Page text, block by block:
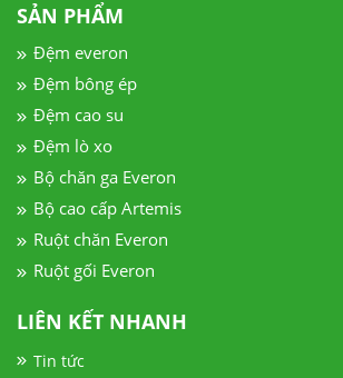
SẢN PHẨM
Đệm everon
Đệm bông ép
Đệm cao su
Đệm lò xo
Bộ chăn ga Everon
Bộ cao cấp Artemis
Ruột chăn Everon
Ruột gối Everon
LIÊN KẾT NHANH
Tin tức